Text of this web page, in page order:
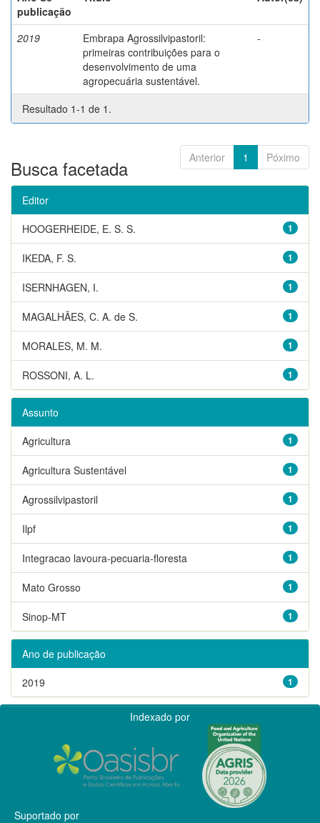
publicação
2019
Embrapa Agrossilvipastoril:
primeiras contribuições para o
desenvolvimento de uma
agropecuária sustentável.
-
Resultado 1-1 de 1.
Anterior 1 Póximo
Busca facetada
Editor
1
HOOGERHEIDE, E. S. S.
1
IKEDA, F. S.
1
ISERNHAGEN, I.
1
MAGALHÃES, C. A. de S.
1
MORALES, M. M.
1
ROSSONI, A. L.
Assunto
1
Agricultura
1
Agricultura Sustentável
1
Agrossilvipastoril
1
Ilpf
1
Integracao lavoura-pecuaria-floresta
1
Mato Grosso
1
Sinop-MT
Ano de publicação
1
2019
Indexado por
Suportado por